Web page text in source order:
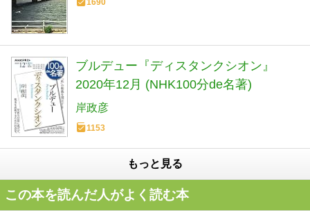
ブルデュー『ディスタンクシオン』
2020年12月 (NHK100分de名著)
岸政彦
1153
もっと見る
この本を読んだ人がよく読む本